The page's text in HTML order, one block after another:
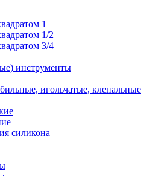
1
1/2
3/4
инструменты
игольчатые, клепальные
силикона